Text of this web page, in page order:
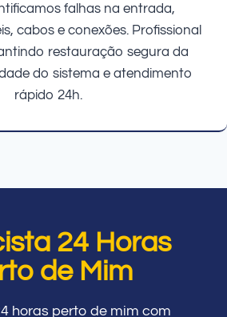
falhas na entrada,
cabos e conexões. Profissional
restauração segura da
do sistema e atendimento
rápido 24h.
24 Horas
de Mim
horas perto de mim com